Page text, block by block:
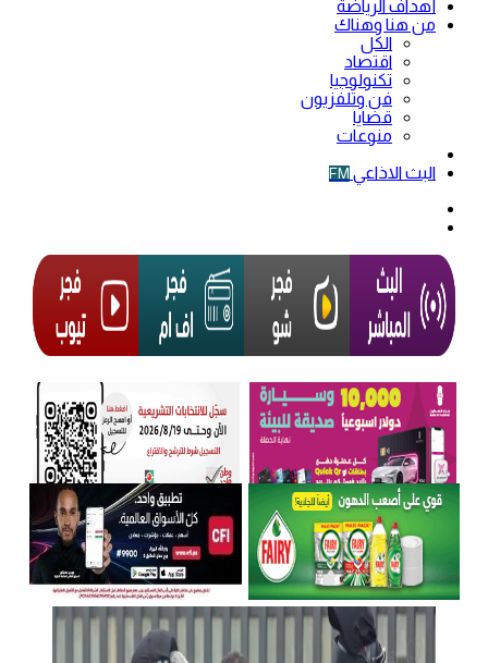
أهداف الرياضة
من هنا وهناك
الكل
اقتصاد
تكنولوجيا
فن وتلفزيون
قضايا
منوعات
البث الاذاعي FM